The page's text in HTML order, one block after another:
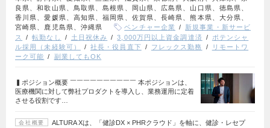
良県、和歌山県、鳥取県、島根県、岡山県、広島県、山口県、徳島県、
香川県、愛媛県、高知県、福岡県、佐賀県、長崎県、熊本県、大分県、
宮崎県、鹿児島県、沖縄県
ベンチャー企業
新規事業・新サービ
ス
転勤なし 土日祝休み 3,000万円以上資金調達済
ポテンシャ
ル採用（未経験可）
社長・役員直下 フレックス勤務
リモートワ
ーク可能
副業してもOK
▍ポジション概要 ￣￣￣￣￣￣￣￣￣￣ 本ポジションは、
医療機関に対して弊社プロダクトを導入し、業務運用に定着
させる役割です…
会社概要
ALTURA Xは、「健診DX × PHRクラウド」を軸に、健診・レセプ